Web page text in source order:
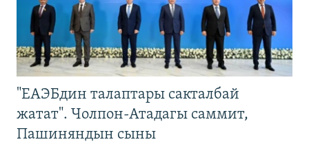
"ЕАЭБдин талаптары сакталбай
жатат". Чолпон-Атадагы саммит,
Пашиняндын сыны